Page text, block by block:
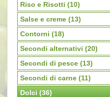
Riso e Risotti (10)
Salse e creme (13)
Contorni (18)
Secondi alternativi (20)
Secondi di pesce (13)
Secondi di carne (11)
Dolci (36)